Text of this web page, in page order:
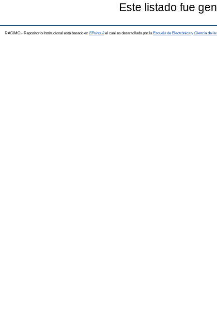
Este listado fue
RACIMO - Repositorio Institucional está basado en EPrints 3el cual es desarrollado por la Escuela de Electrónica y Ciencia de la